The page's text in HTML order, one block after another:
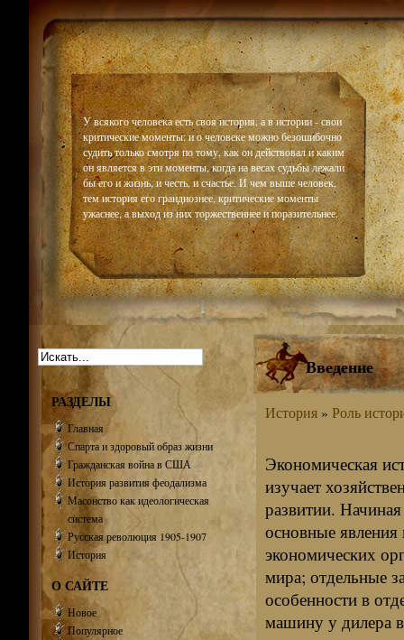
Historiar
У всякого человека есть своя история, а в истории - свои
критические моменты: и о человеке можно безошибочно
судить только смотря по тому, как он действовал и каким
он является в эти моменты, когда на весах судьбы лежали
бы его и жизнь, и честь, и счастье. И чем выше человек,
тем история его грандиознее, критические моменты
ужаснее, а выход из них торжественнее и поразительнее.
Введение
История» Роль
Экономическая
изучает
развитии.
основные явления
экономических
мира; отдельные
особенности в
машину у дилера
РАЗДЕЛЫ
Главная
Спарта и здоровый образ жизни
Гражданская война в США
История развития феодализма
Масонство как идеологическая
система
Русская революция 1905-1907
История
О САЙТЕ
Новое
Популярное